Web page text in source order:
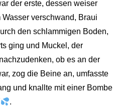
der erste, dessen weiser
verschwand, Braui
den schlammigen Boden,
ging und Muckel, der
ob es an der
zog die Beine an, umfasste
und knallte mit einer Bombe
.